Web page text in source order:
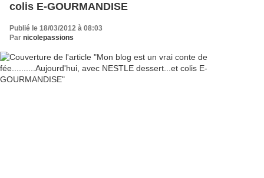
colis E-GOURMANDISE
Publié le 18/03/2012 à 08:03
Par nicolepassions